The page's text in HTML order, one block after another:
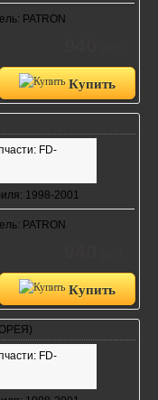
PATRON
Купить
FD-
1998-2001
PATRON
Купить
FD-